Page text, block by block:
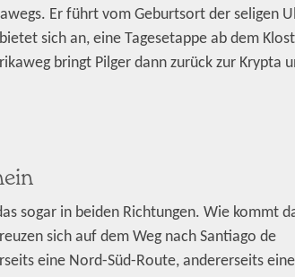
Er führt vom Geburtsort der seligen
sich an, eine Tagesetappe ab dem
bringt Pilger dann zurück zur Krypta
sogar in beiden Richtungen. Wie kommt
sich auf dem Weg nach Santiago de
eine Nord-Süd-Route, andererseits